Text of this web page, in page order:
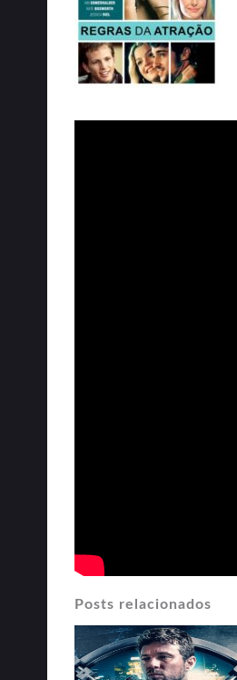
Posts relacionados